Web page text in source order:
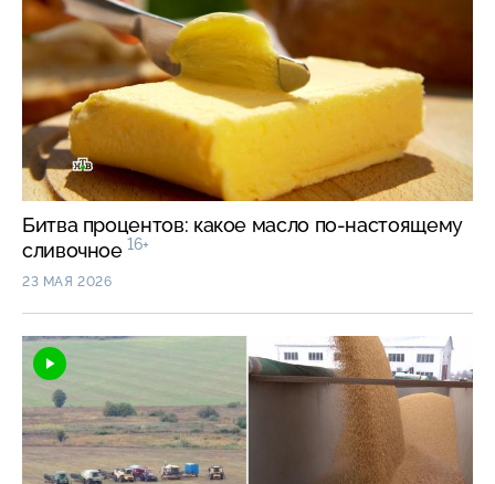
Битва процентов: какое масло по-настоящему
сливочное 16+
23 МАЯ 2026